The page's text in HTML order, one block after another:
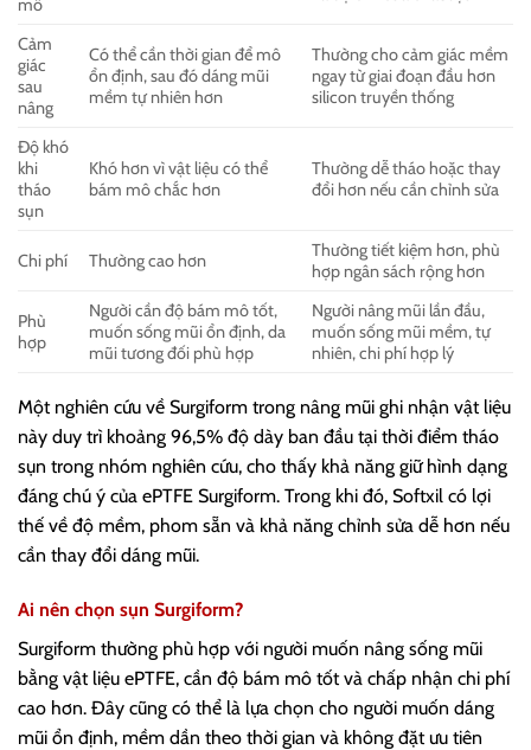
mô
Cảm
giác
sau
nâng
Có thể cần thời gian để mô
ổn định, sau đó dáng mũi
mềm tự nhiên hơn
Thường cho cảm giác mềm
ngay từ giai đoạn đầu hơn
silicon truyền thống
Độ khó
khi
tháo
sụn
Khó hơn vì vật liệu có thể
bám mô chắc hơn
Thường dễ tháo hoặc thay
đổi hơn nếu cần chỉnh sửa
Chi phí Thường cao hơn
Thường tiết kiệm hơn, phù
hợp ngân sách rộng hơn
Phù
hợp
Người cần độ bám mô tốt,
muốn sống mũi ổn định, da
mũi tương đối phù hợp
Người nâng mũi lần đầu,
muốn sống mũi mềm, tự
nhiên, chi phí hợp lý
Một nghiên cứu về Surgiform trong nâng mũi ghi nhận vật liệu
này duy trì khoảng 96,5% độ dày ban đầu tại thời điểm tháo
sụn trong nhóm nghiên cứu, cho thấy khả năng giữ hình dạng
đáng chú ý của ePTFE Surgiform. Trong khi đó, Softxil có lợi
thế về độ mềm, phom sẵn và khả năng chỉnh sửa dễ hơn nếu
cần thay đổi dáng mũi.
Ai nên chọn sụn Surgiform?
Surgiform thường phù hợp với người muốn nâng sống mũi
bằng vật liệu ePTFE, cần độ bám mô tốt và chấp nhận chi phí
cao hơn. Đây cũng có thể là lựa chọn cho người muốn dáng
mũi ổn định, mềm dần theo thời gian và không đặt ưu tiên